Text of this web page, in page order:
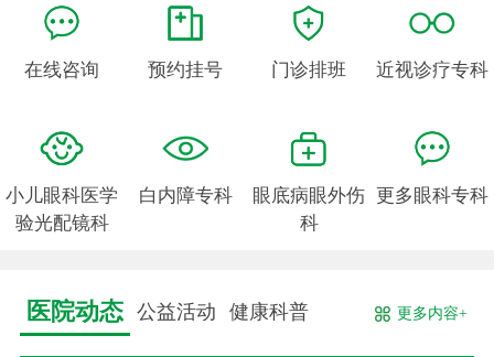
在线咨询 预约挂号 门诊排班 近视诊疗专科
小儿眼科医学
验光配镜科
白内障专科
眼底病眼外伤
科
更多眼科专科
医院动态 公益活动 健康科普 更多内容+